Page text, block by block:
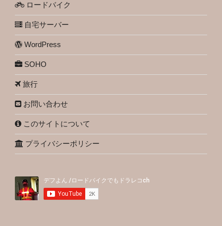
ロードバイク
自宅サーバー
WordPress
SOHO
旅行
お問い合わせ
このサイトについて
プライバシーポリシー